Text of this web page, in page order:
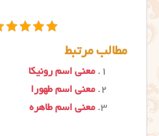
مطالب مرتبط
معنی اسم رونیکا
معنی اسم طهورا
معنی اسم طاهره